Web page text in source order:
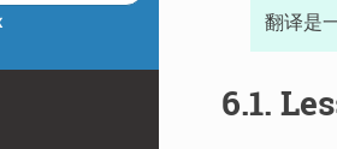
翻译是
6.1.